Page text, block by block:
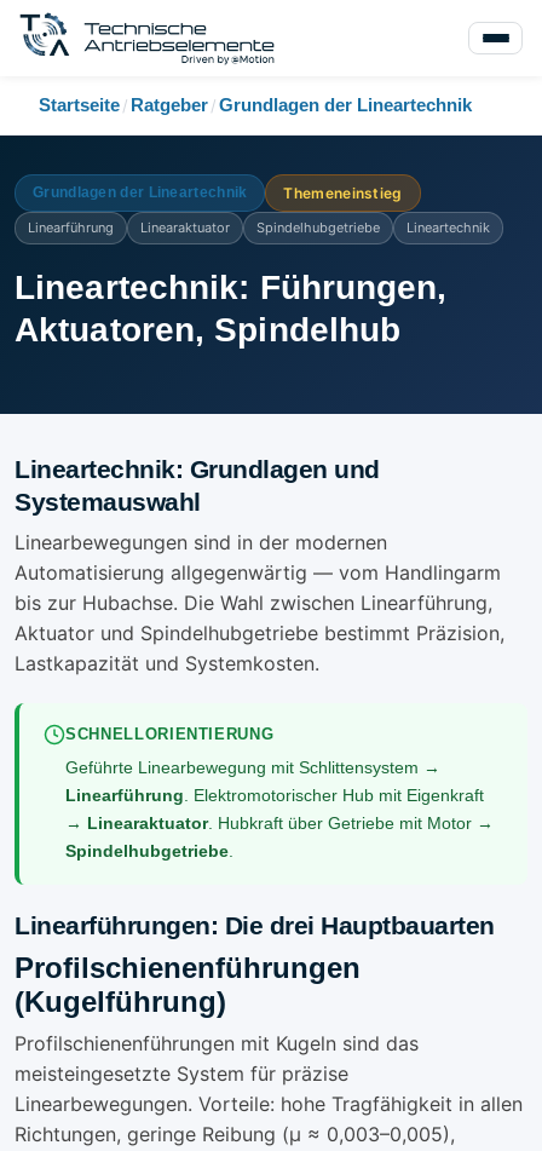
Startseite/ Ratgeber/Grundlagen der Lineartechnik
Grundlagen der Lineartechnik Themeneinstieg
Linearführung Linearaktuator Spindelhubgetriebe Lineartechnik
Lineartechnik: Führungen,
Aktuatoren, Spindelhub
Lineartechnik: Grundlagen und
Systemauswahl
Linearbewegungen sind in der modernen
Automatisierung allgegenwärtig — vom Handlingarm
bis zur Hubachse. Die Wahl zwischen Linearführung,
Aktuator und Spindelhubgetriebe bestimmt Präzision,
Lastkapazität und Systemkosten.
SCHNELLORIENTIERUNG
Geführte Linearbewegung mit Schlittensystem →
Linearführung . Elektromotorischer Hub mit Eigenkraft
→ Linearaktuator. Hubkraft über Getriebe mit Motor →
Spindelhubgetriebe
Linearführungen: Die drei Hauptbauarten
Profilschienenführungen
(Kugelführung)
Profilschienenführungen mit Kugeln sind das
meisteingesetzte System für präzise
Linearbewegungen. Vorteile: hohe Tragfähigkeit in allen
Richtungen, geringe Reibung (µ ≈ 0,003–0,005),